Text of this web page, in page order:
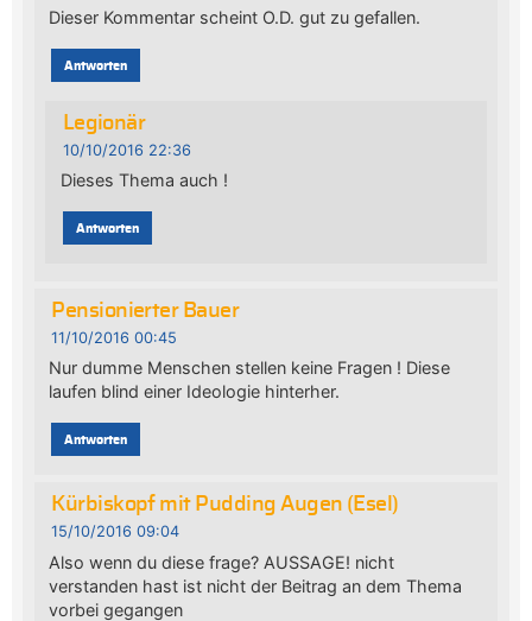
Dieser Kommentar scheint O.D. gut zu gefallen.
Antworten
Legionär
10/10/2016 22:36
Dieses Thema auch !
Antworten
Pensionierter Bauer
11/10/2016 00:45
Nur dumme Menschen stellen keine Fragen ! Diese
laufen blind einer Ideologie hinterher.
Antworten
Kürbiskopf mit Pudding Augen (Esel)
15/10/2016 09:04
Also wenn du diese frage? AUSSAGE! nicht
verstanden hast ist nicht der Beitrag an dem Thema
vorbei gegangen